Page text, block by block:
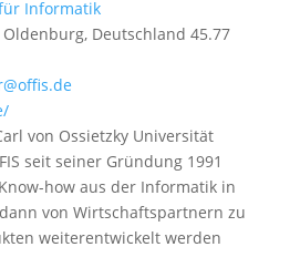
Informatik
Oldenburg, Deutschland 45.77
von Ossietzky Universität
seit seiner Gründung 1991
how aus der Informatik in
von Wirtschaftspartnern zu
weiterentwickelt werden